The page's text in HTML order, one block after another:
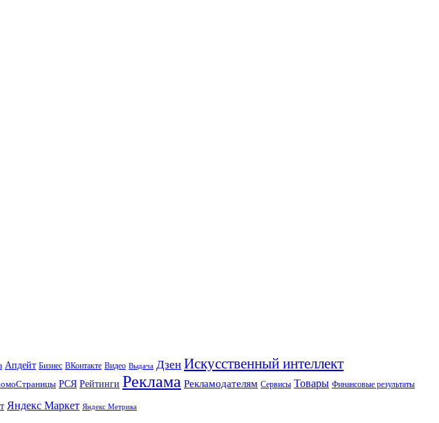
Апдейт Бизнес ВКонтакте Видео Выдача Дзен Искусственный интеллект
РСЯ Рейтинги Реклама Рекламодателям Сервисы Товары Финансовые результаты
Яндекс Маркет Яндекс Метрика